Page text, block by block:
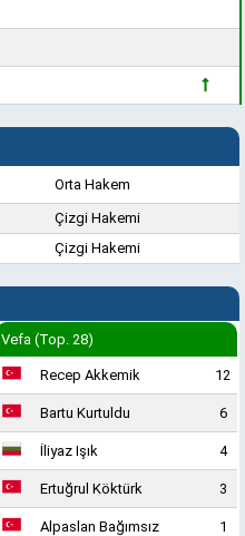
Orta Hakem
Çizgi Hakemi
Çizgi Hakemi
Vefa (Top. 28)
Recep Akkemik 12
Bartu Kurtuldu 6
İliyaz Işık 4
Ertuğrul Köktürk 3
Alpaslan Bağımsız
1